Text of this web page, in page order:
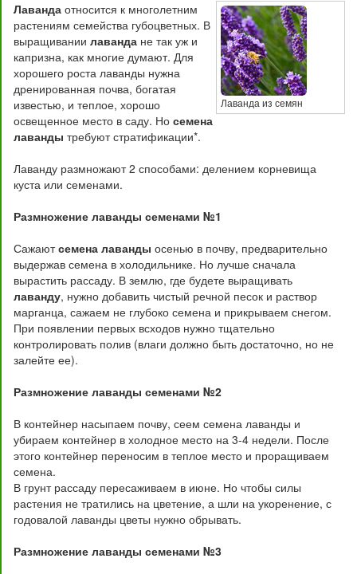
Лаванда из семян
Лаванда относится к многолетним
растениям семейства губоцветных. В
выращивании лаванда не так уж и
капризна, как многие думают. Для
хорошего роста лаванды нужна
дренированная почва, богатая
известью, и теплое, хорошо
освещенное место в саду. Но семена
лаванды требуют стратификации*.
Лаванду размножают 2 способами: делением корневища
куста или семенами.
Размножение лаванды семенами №1
Сажаютсемена лаванды осенью в почву, предварительно
выдержав семена в холодильнике. Но лучше сначала
вырастить рассаду. В землю, где будете выращивать
лаванду, нужно добавить чистый речной песок и раствор
марганца, сажаем не глубоко семена и прикрываем снегом.
При появлении первых всходов нужно тщательно
контролировать полив (влаги должно быть достаточно, но не
залейте ее).
Размножение лаванды семенами №2
В контейнер насыпаем почву, сеем семена лаванды и
убираем контейнер в холодное место на 3-4 недели. После
этого контейнер переносим в теплое место и проращиваем
семена.
В грунт рассаду пересаживаем в июне. Но чтобы силы
растения не тратились на цветение, а шли на укоренение, с
годовалой лаванды цветы нужно обрывать.
Размножение лаванды семенами №3